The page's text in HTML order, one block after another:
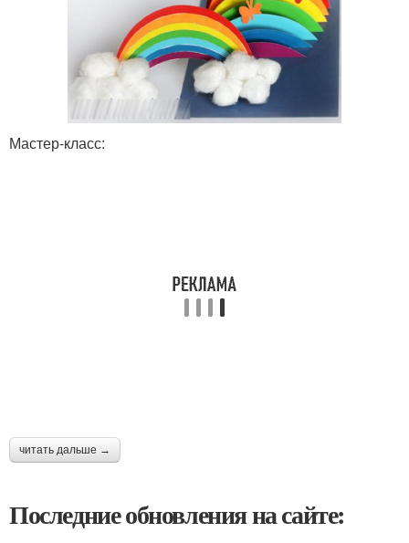
Мастер-класс:
читать дальше →
Последние обновления на сайте: